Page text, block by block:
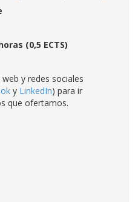
(0,5 ECTS)
y redes sociales
y LinkedIn) para ir
que ofertamos.